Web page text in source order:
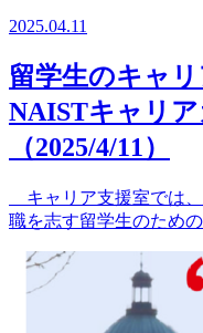
2025.04.11
留学生のキャ
NAISTキャリ
（2025/4/11）
キャリア支援室では
職を志す留学生のため